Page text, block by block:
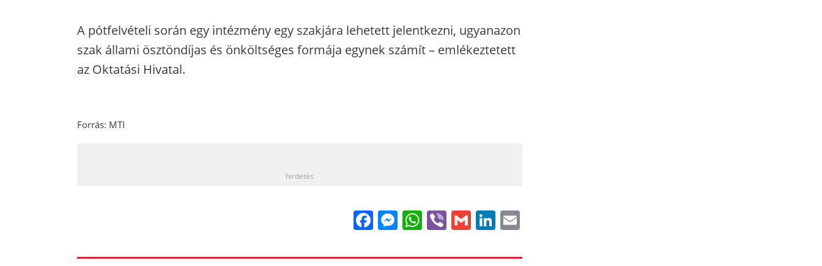
A pótfelvételi során egy intézmény egy szakjára lehetett jelentkezni, ugyanazon
szak állami ösztöndíjas és önköltséges formája egynek számít – emlékeztetett
az Oktatási Hivatal.
Forrás: MTI
hirdetés
Facebook
Messenger
WhatsApp
ViberGmailLinkedIn
Email